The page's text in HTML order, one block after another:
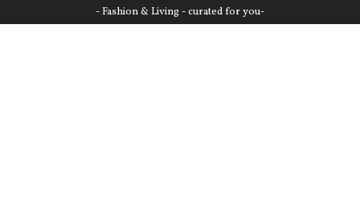
- Fashion & Living - curated for you-